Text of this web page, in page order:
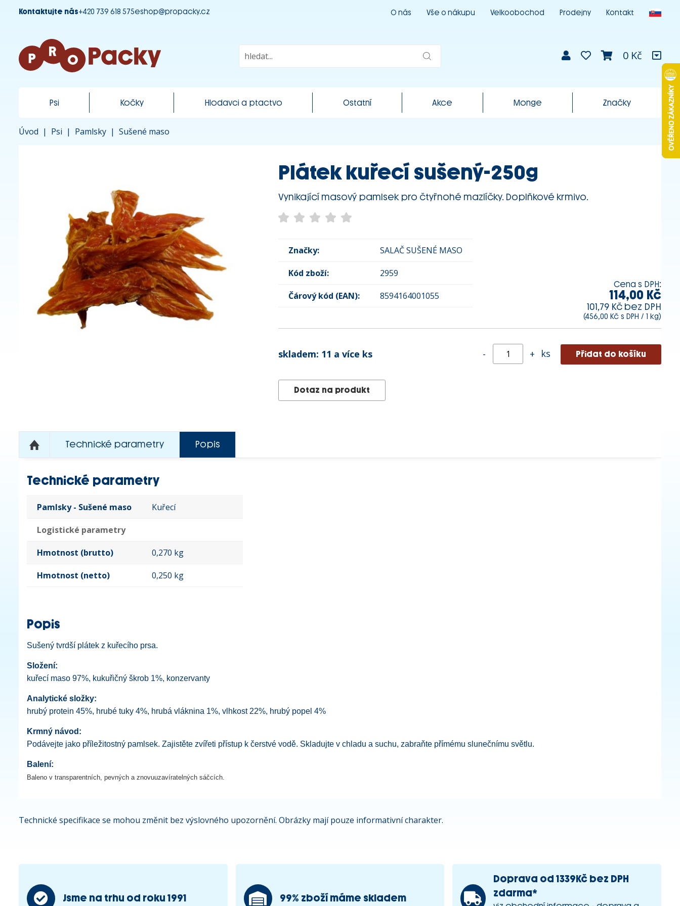
Kontaktujte nás+420 739 618 575eshop@propacky.cz O nás Vše o nákupu Velkoobochod Prodejny Kontakt
0 Kč
Psi Kočky Hlodavci a ptactvo Ostatní Akce Monge Značky
Úvod | Psi | Pamlsky | Sušené maso
Plátek kuřecí sušený-250g
Vynikající masový pamlsek pro čtyřnohé mazlíčky. Doplňkové krmivo.
Značky: SALAČ SUŠENÉ MASO
Kód zboží: 2959
Čárový kód (EAN): 8594164001055
Cena s DPH:
114,00 Kč
101,79 Kč bez DPH
(456,00 Kč s DPH / 1 kg)
skladem: 11 a více ks - + ks
Dotaz na produkt
Technické parametry Popis
Technické parametry
Pamlsky - Sušené maso Kuřecí
Logistické parametry
Hmotnost (brutto) 0,270 kg
Hmotnost (netto) 0,250 kg
Popis
Sušený tvrdší plátek z kuřecího prsa.
Složení:
kuřecí maso 97%, kukuřičný škrob 1%, konzervanty
Analytické složky:
hrubý protein 45%, hrubé tuky 4%, hrubá vláknina 1%, vlhkost 22%, hrubý popel 4%
Krmný návod:
Podávejte jako příležitostný pamlsek. Zajistěte zvířeti přístup k čerstvé vodě. Skladujte v chladu a suchu, zabraňte přímému slunečnímu světlu.
Balení:
Baleno v transparentních, pevných a znovuuzavíratelných sáčcích.
Technické specifikace se mohou změnit bez výslovného upozornění. Obrázky mají pouze informativní charakter.
Jsme na trhu od roku 1991 99% zboží máme skladem
Doprava od 1339Kč bez DPH
zdarma*